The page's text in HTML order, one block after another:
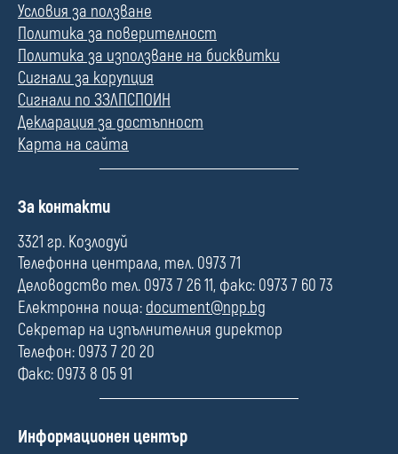
Условия за ползване
Политика за поверителност
Политика за използване на бисквитки
Сигнали за корупция
Сигнали по ЗЗЛПСПОИН
Декларация за достъпност
Карта на сайта
П
л
е
За контакти
3321 гр. Козлодуй
Телефонна централа, тел. 0973 71
Деловодство тел. 0973 7 26 11, факс: 0973 7 60 73
Електронна поща: document@npp.bg
Секретар на изпълнителния директор
Телефон: 0973 7 20 20
Факс: 0973 8 05 91
П
Информационен център